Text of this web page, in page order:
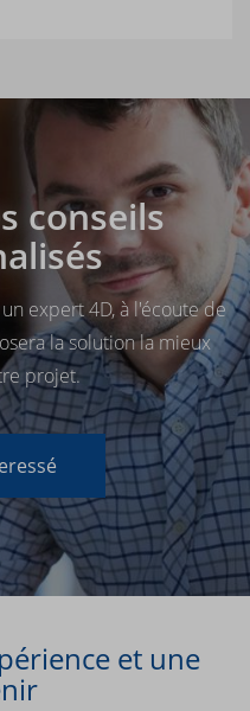
conseils
expert 4D, à l'écoute de
la solution la mieux
projet.
et une